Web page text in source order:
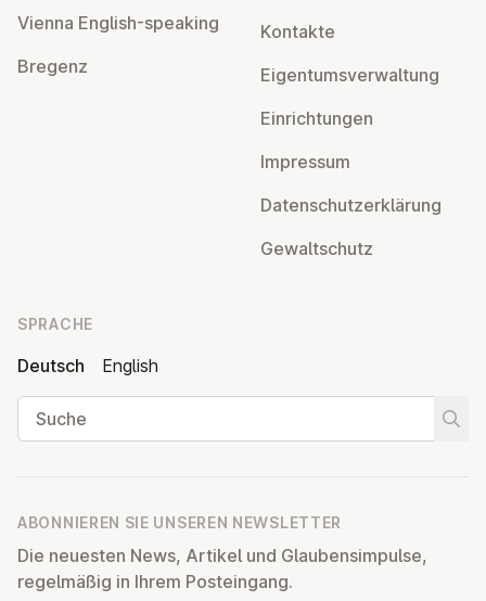
Vienna English-speaking
Bregenz
Kontakte
Ei­gen­tums­ver­wal­tung
Ein­rich­tun­gen
Impressum
Da­ten­schutz­er­klä­rung
Ge­walt­schutz
SPRACHE
Deutsch
English
Suche
ABONNIEREN SIE UNSEREN NEWSLETTER
Die neuesten News, Artikel und Glaubensimpulse,
regelmäßig in Ihrem Posteingang.